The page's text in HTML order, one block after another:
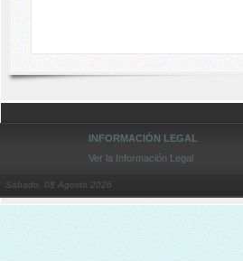
INFORMACIÓN LEGAL
Ver la Información Legal
Sábado, 08 Agosto 2026